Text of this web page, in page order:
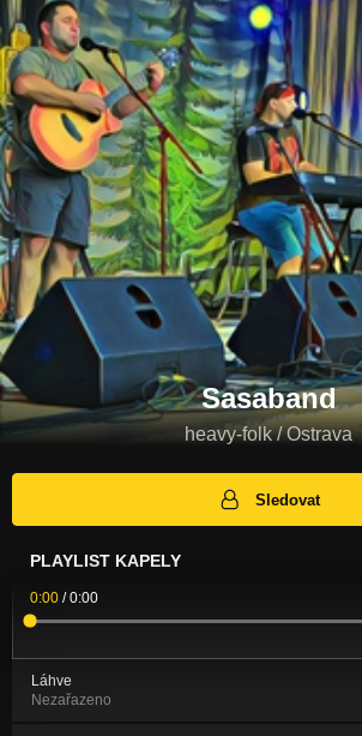
Sasaband
heavy-folk / Ostrava
Sledovat
PLAYLIST KAPELY
0:00 /0:00
Láhve
Nezařazeno